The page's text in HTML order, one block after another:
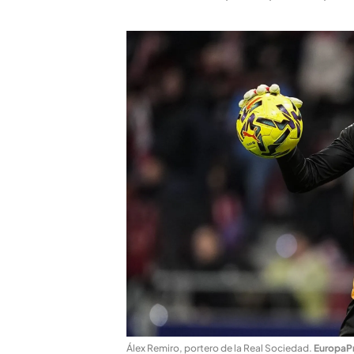
Álex Remiro, portero de la Real Sociedad.